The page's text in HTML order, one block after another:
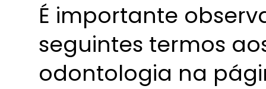
É importante
seguintes termos
odontologia na